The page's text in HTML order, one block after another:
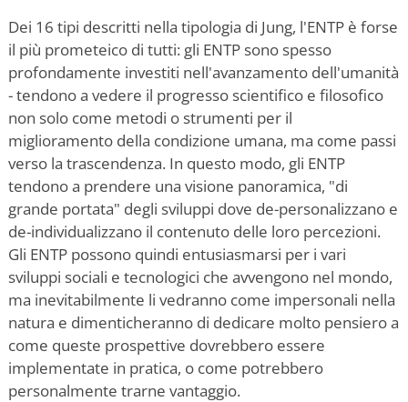
Dei 16 tipi descritti nella tipologia di Jung, l'ENTP è forse
il più prometeico di tutti: gli ENTP sono spesso
profondamente investiti nell'avanzamento dell'umanità
- tendono a vedere il progresso scientifico e filosofico
non solo come metodi o strumenti per il
miglioramento della condizione umana, ma come passi
verso la trascendenza. In questo modo, gli ENTP
tendono a prendere una visione panoramica, "di
grande portata" degli sviluppi dove de-personalizzano e
de-individualizzano il contenuto delle loro percezioni.
Gli ENTP possono quindi entusiasmarsi per i vari
sviluppi sociali e tecnologici che avvengono nel mondo,
ma inevitabilmente li vedranno come impersonali nella
natura e dimenticheranno di dedicare molto pensiero a
come queste prospettive dovrebbero essere
implementate in pratica, o come potrebbero
personalmente trarne vantaggio.